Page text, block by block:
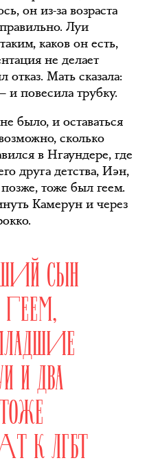
он из-за возраста
Луи
каков он есть,
не делает
Мать сказала:
повесила трубку.
было, и оставаться
сколько
в Нгаундере, где
друга детства, Иэн,
тоже был геем.
Камерун и через
СЫН
ГЕЕМ,
И ДВА
К ЛГБТ